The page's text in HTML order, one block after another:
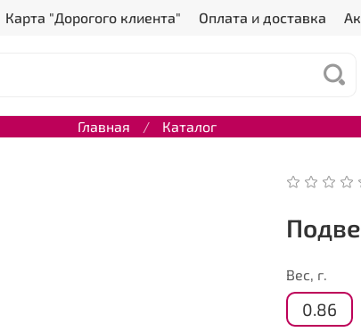
Карта "Дорогого клиента" Оплата и доставка
Главная Каталог
Вес, г.
0.86